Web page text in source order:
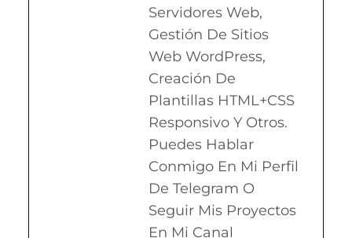
Servidores Web,
Gestión De Sitios
Web WordPress,
Creación De
Plantillas HTML+CSS
Responsivo Y Otros.
Puedes Hablar
Conmigo En Mi Perfil
De Telegram O
Seguir Mis Proyectos
En Mi Canal